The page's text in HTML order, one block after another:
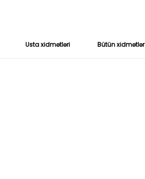
Usta xidmətləri Bütün xidmətlər